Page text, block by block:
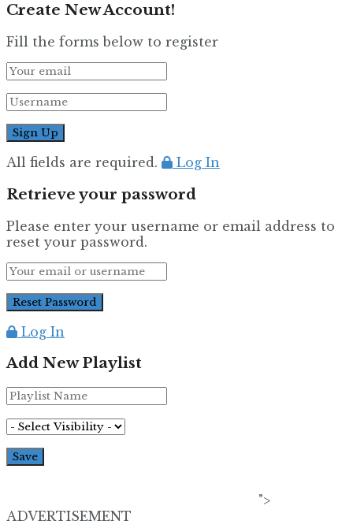
Create New Account!
Fill the forms below to register
All fields are required. Log In
Retrieve your password
Please enter your username or email address to
reset your password.
Log In
Add New Playlist
">
ADVERTISEMENT